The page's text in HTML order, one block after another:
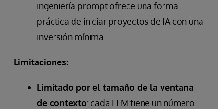
ingeniería prompt ofrece una forma
práctica de iniciar proyectos de IA con una
inversión mínima.
Limitaciones:
Limitado por el tamaño de la ventana
de contexto: cada LLM tiene un número